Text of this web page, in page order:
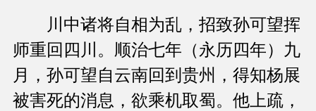
川中诸将自相为乱，招致孙可望挥
师重回四川。顺治七年（永历四年）九
月，孙可望自云南回到贵州，得知杨展
被害死的消息，欲乘机取蜀。他上疏，